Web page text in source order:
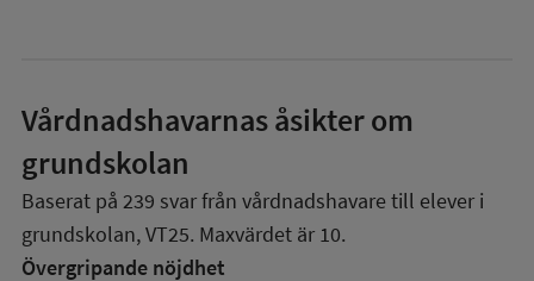
Vårdnadshavarnas åsikter om
grundskolan
Baserat på 239 svar från vårdnadshavare till elever i
grundskolan,VT25. Maxvärdet är 10.
Övergripande nöjdhet